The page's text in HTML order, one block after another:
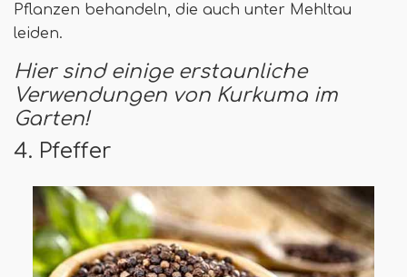
Pflanzen behandeln, die auch unter Mehltau
leiden.
Hier sind einige erstaunliche
Verwendungen von Kurkuma im
Garten!
4. Pfeffer